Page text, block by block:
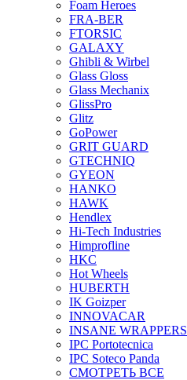
Foam Heroes
FRA-BER
FTORSIC
GALAXY
Ghibli & Wirbel
Glass Gloss
Glass Mechanix
GlissPro
Glitz
GoPower
GRIT GUARD
GTECHNIQ
GYEON
HANKO
HAWK
Hendlex
Hi-Tech Industries
Himprofline
HKC
Hot Wheels
HUBERTH
IK Goizper
INNOVACAR
INSANE WRAPPERS
IPC Portotecnica
IPC Soteco Panda
СМОТРЕТЬ ВСЕ